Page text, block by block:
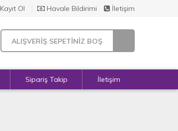
Kayıt Ol Havale Bildirimi İletişim
ALIŞVERİŞ SEPETİNİZ BOŞ
Sipariş Takip İletişim